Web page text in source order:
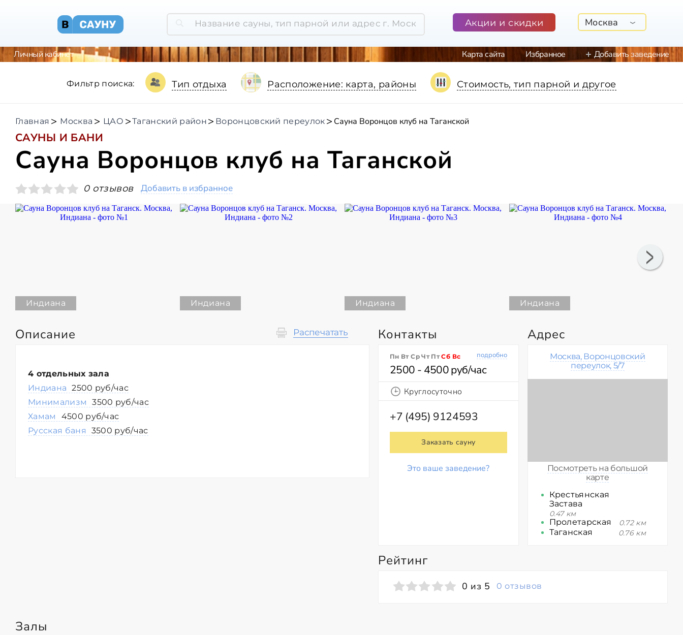
Акции и скидки Москва
Личный кабинет Карта сайта Избранное Добавить заведение
Фильтр поиска: Тип отдыха Расположение: карта, районы Стоимость, тип парной и другое
Главная Москва ЦАО Таганский район Воронцовский переулок Сауна Воронцов клуб на Таганской
САУНЫ И БАНИ
Сауна Воронцов клуб на Таганской
0 отзывов Добавить в избранное
Индиана Индиана Индиана Индиана
Описание Распечатать
4 отдельных зала
Индиана 2500 руб/час
Минимализм
3500 руб/час
Хамам
4500 руб/час
Русская баня
3500 руб/час
Контакты
подробно
Пн Вт Ср Чт ПтСб Вс
2500 - 4500 руб/час
Круглосуточно
+7 (495) 9124593
Заказать сауну
Это ваше заведение?
Адрес
Москва, Воронцовский
переулок, 5/7
Посмотреть на большой
карте
Крестьянская
Застава
0.47 км
Пролетарская 0.72 км
Таганская 0.76 км
Рейтинг
0 из 5 0 отзывов
Залы